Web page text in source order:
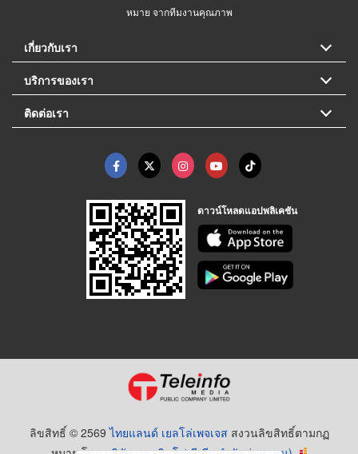
หมาย จากทีมงานคุณภาพ
เกี่ยวกับเรา
บริการของเรา
ติดต่อเรา
ดาวน์โหลดแอปพลิเคชัน
ลิขสิทธิ์ © 2569ไทยแลนด์ เยลโล่เพจเจส สงวนลิขสิทธิ์ตามกฏ